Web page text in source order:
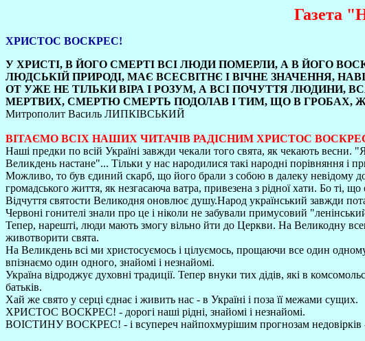
Газета
ХРИСТОС ВОСКРЕС!
У ХРИСТІ, В ЙОГО СМЕРТІ ВСІ ЛЮДИ ПОМЕРЛИ, А В ЙОГО
ЛЮДСЬКІЙ ПРИРОДІ, МАЄ ВСЕСВІТНЄ І ВІЧНЕ ЗНАЧЕННЯ,
ОТ УЖЕ НЕ ТІЛЬКИ ВІРА І РОЗУМ, А ВСІ ПОЧУТТЯ ЛЮДИНИ,
МЕРТВИХ, СМЕРТЮ СМЕРТЬ ПОДОЛАВ І ТИМ, ЩО В ГРОБАХ,
Митрополит Василь ЛИПКІВСЬКИЙ
ВІТАЄМО ВСІХ НАШИХ ЧИТАЧІВ РАДІСНИМ ХРИСТОС
Наші предки по всій Україні завжди чекали того свята, як чекають
Великдень настане"... Тільки у нас народилися такі народні порівняння і
Можливо, то був єдиний скарб, що його брали з собою в далеку невідому
громадського життя, як незгасаюча ватра, привезена з рідної хати. Бо
Відчуття святости Великодня оновлює душу.Народ український завжди
Червоні гонителі знали про це і ніколи не забували примусовий
Тепер, нарешті, люди мають змогу вільно йти до Церкви. На Великодну
животворити свята.
На Великдень всі ми христосуємось і цілуємось, прощаючи все один
впізнаємо один одного, знайомі і незнайомі.
Україна відроджує духовні традиції. Тепер внуки тих дідів, які в
батьків.
Хай же свято у серці єднає і живить нас - в Україні і поза її межами сущих.
ХРИСТОС ВОСКРЕС! - дорогі наші рідні, знайомі і незнайомі.
ВОІСТИНУ ВОСКРЕС! - і всупереч найпохмурішим прогнозам